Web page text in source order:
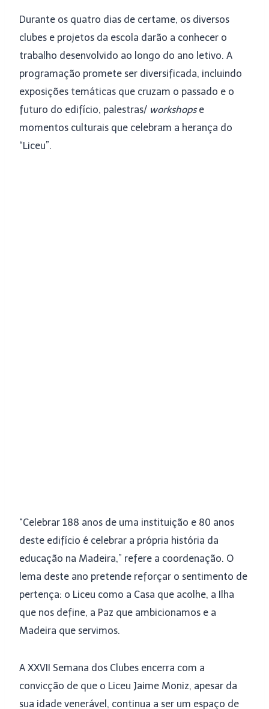
Durante os quatro dias de certame, os diversos
clubes e projetos da escola darão a conhecer o
trabalho desenvolvido ao longo do ano letivo. A
programação promete ser diversificada, incluindo
exposições temáticas que cruzam o passado e o
futuro do edifício, palestras/ workshopse
momentos culturais que celebram a herança do
“Liceu”.
“Celebrar 188 anos de uma instituição e 80 anos
deste edifício é celebrar a própria história da
educação na Madeira,” refere a coordenação. O
lema deste ano pretende reforçar o sentimento de
pertença: o Liceu como a Casa que acolhe, a Ilha
que nos define, a Paz que ambicionamos e a
Madeira que servimos.
A XXVII Semana dos Clubes encerra com a
convicção de que o Liceu Jaime Moniz, apesar da
sua idade venerável, continua a ser um espaço de